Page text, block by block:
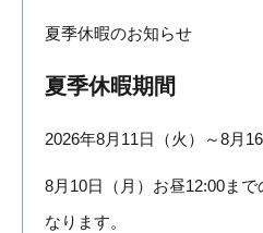
夏季休暇のお知らせ
夏季休暇期間
2026年8月11日（火）～8月16
8月10日（月）お昼12:00ま
なります。